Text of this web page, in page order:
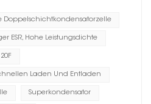
Doppelschichtkondensatorzelle
ESR, Hohe Leistungsdichte
Laden Und Entladen
Superkondensator